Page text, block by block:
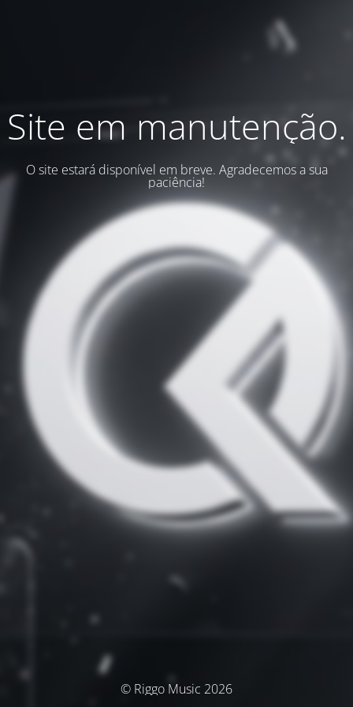
Site em manutenção.
O site estará disponível em breve. Agradecemos a sua
paciência!
© Riggo Music 2026